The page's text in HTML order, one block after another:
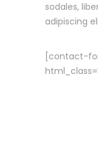
sodales,
adipiscing
[contact-